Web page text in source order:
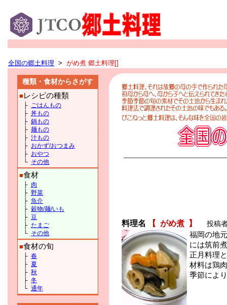
全国の郷土料理 > がめ煮 郷土料理[]
種類・食材からさがす
■ レシピの種類
├ ごはんもの
├ 丼もの
├ 鍋もの
├ 麺もの
├ 汁もの
├ おかず/おつまみ
├ おやつ
└ その他
■食材
├ 肉
├ 野菜
├ 魚介
├ 穀物/麺/いも
├ 豆
├ たまご
└ その他
■食材の旬
├ 春
├ 夏
├ 秋
├ 冬
└ 通年
料理名 【 がめ煮 】
投稿
福岡の地
には筑前
正月料理
材料は鶏
季節によ